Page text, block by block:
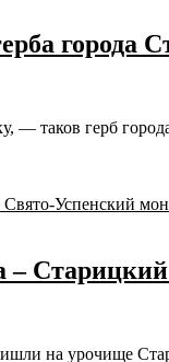
города
— таков герб
–
на урочище